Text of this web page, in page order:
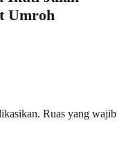
Umroh
Ruas yang wajib